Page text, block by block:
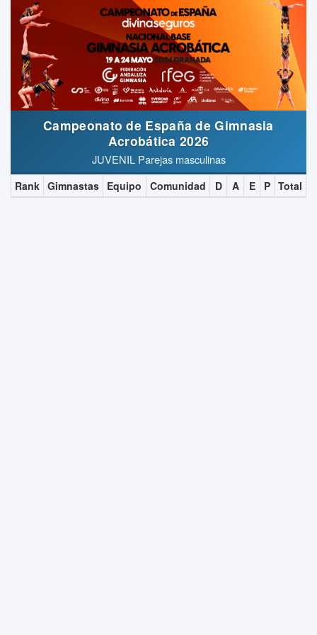
Campeonato de España de Gimnasia
Acrobática 2026
JUVENIL Parejas masculinas
Rank Gimnastas Equipo Comunidad D A E P Total